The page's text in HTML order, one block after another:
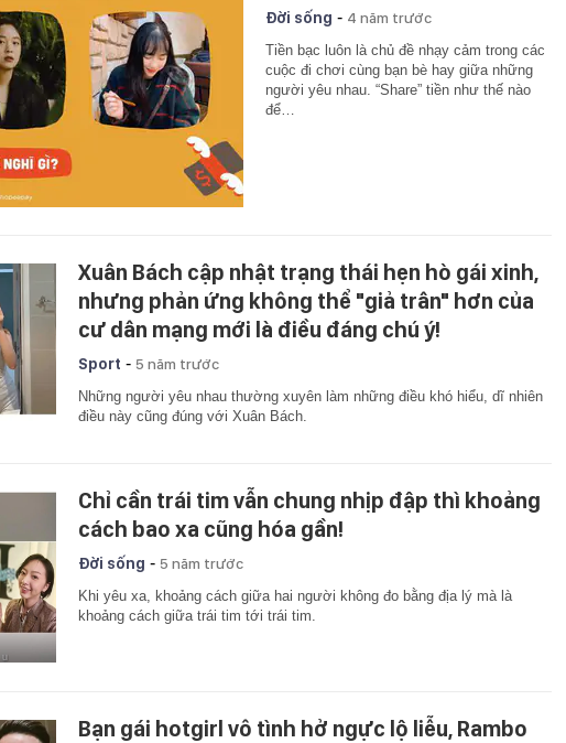
Đời sống - 4 năm trước
Tiền bạc luôn là chủ đề nhạy cảm trong các
cuộc đi chơi cùng bạn bè hay giữa những
người yêu nhau. “Share” tiền như thế nào
để…
Xuân Bách cập nhật trạng thái hẹn hò gái xinh,
nhưng phản ứng không thể "giả trân" hơn của
cư dân mạng mới là điều đáng chú ý!
Sport - 5 năm trước
Những người yêu nhau thường xuyên làm những điều khó hiểu, dĩ nhiên
điều này cũng đúng với Xuân Bách.
Chỉ cần trái tim vẫn chung nhịp đập thì khoảng
cách bao xa cũng hóa gần!
Đời sống - 5 năm trước
Khi yêu xa, khoảng cách giữa hai người không đo bằng địa lý mà là
khoảng cách giữa trái tim tới trái tim.
Bạn gái hotgirl vô tình hở ngực lộ liễu, Rambo